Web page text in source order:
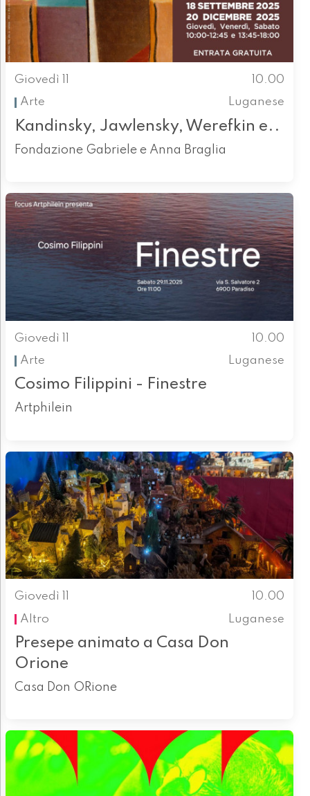
Giovedì 11
10.00
Arte
Luganese
Kandinsky, Jawlensky, Werefkin e..
Fondazione Gabriele e Anna Braglia
Giovedì 11
10.00
Arte
Luganese
Cosimo Filippini - Finestre
Artphilein
Giovedì 11
10.00
Altro
Luganese
Presepe animato a Casa Don
Orione
Casa Don ORione